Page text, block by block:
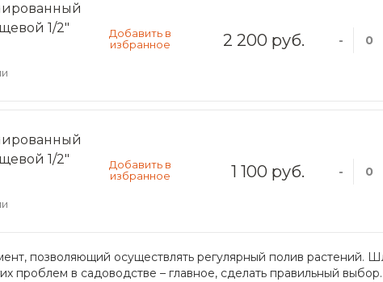
1/2"
2 200 руб. -
1/2"
1 100 руб. -
позволяющий осуществлять регулярный полив растений.
проблем в садоводстве – главное, сделать правильный выбор.